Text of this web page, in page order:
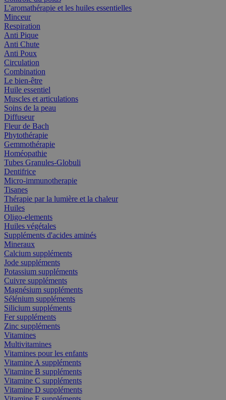
L'aromathérapie et les huiles essentielles
Minceur
Respiration
Anti Pique
Anti Chute
Anti Poux
Circulation
Combination
Le bien-être
Huile essentiel
Muscles et articulations
Soins de la peau
Diffuseur
Fleur de Bach
Phytothérapie
Gemmothérapie
Homéopathie
Tubes Granules-Globuli
Dentifrice
Micro-immunotherapie
Tisanes
Thérapie par la lumière et la chaleur
Huiles
Oligo-elements
Huiles végétales
Suppléments d'acides aminés
Mineraux
Calcium suppléments
Jode suppléments
Potassium suppléments
Cuivre suppléments
Magnésium suppléments
Sélénium suppléments
Silicium suppléments
Fer suppléments
Zinc suppléments
Vitamines
Multivitamines
Vitamines pour les enfants
Vitamine A suppléments
Vitamine B suppléments
Vitamine C suppléments
Vitamine D suppléments